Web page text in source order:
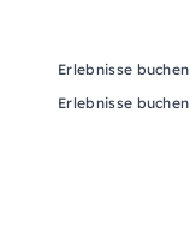
Erlebnisse buchen
Erlebnisse buchen